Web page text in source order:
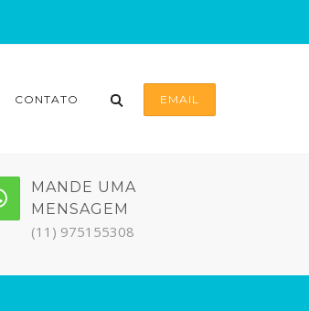
CONTATO EMAIL
MANDE UMA
MENSAGEM
(11) 975155308